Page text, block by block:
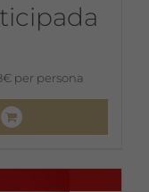
per persona